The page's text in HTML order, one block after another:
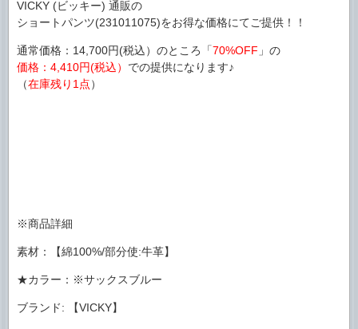
VICKY (ビッキー) 通販の
ショートパンツ(231011075)をお得な価格にてご提供！！
通常価格：14,700円(税込）のところ「70%OFF 」の
価格：4,410円(税込） での提供になります♪
（在庫残り1点）
※商品詳細
素材：【綿100%/部分使:牛革】
★カラー：※サックスブルー
ブランド: 【VICKY】